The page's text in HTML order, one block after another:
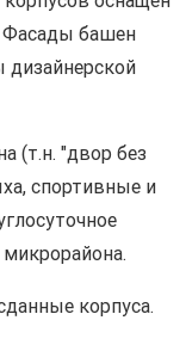
башен
(т.н. "двор без
спортивные и
корпуса.